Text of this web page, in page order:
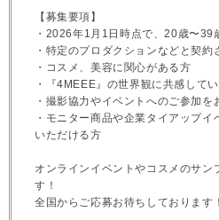
【募集要項】
・2026年1月1日時点で、20歳〜39
・特定のプロダクションなどと契約
・コスメ、美容に関心がある方
・『4MEEE』の世界観に共感して
・撮影協力やイベントへのご参加を
・モニター商品や企業タイアップ
いただける方
オンラインイベントやコスメのサン
す！
全国からご応募お待ちしております！